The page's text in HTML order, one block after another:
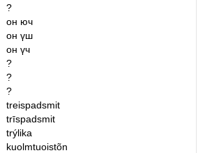
?
он юч
он үш
он үч
?
?
?
treispadsmit
trīspadsmit
trýlika
kuolmtuoistõn